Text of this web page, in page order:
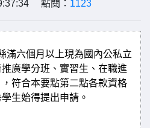
點閱： 1123
滿六個月以上現為國內公私立
廣學分班、實習生、在職進
符合本要點第二點各款資格
生始得提出申請。